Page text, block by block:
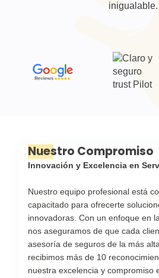
inigualable.
Nuestro Compromiso
Innovación y Excelencia en
Nuestro equipo profesional está
capacitado para ofrecerte
innovadoras. Con un enfoque en
nos aseguramos de que cada
asesoría de seguros de la más
recibimos más de 10
nuestra excelencia y compromiso